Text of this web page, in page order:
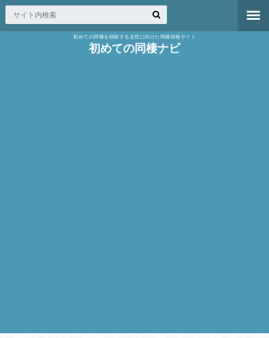
初めての同棲を経験する女性に向けた同棲情報サイト
初めての同棲ナビ